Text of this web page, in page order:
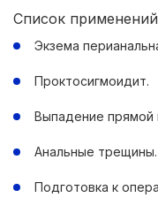
Список
Экзема
Проктосигмоидит.
Выпадение прямой
Анальные трещины.
Подготовка к